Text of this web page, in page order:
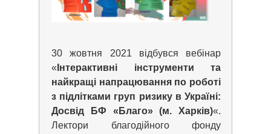
30 жовтня 2021 відбувся вебінар
« Інтерактивні інструменти та
найкращі напрацювання по роботі
з підлітками груп ризику в Україні:
Досвід БФ «Благо» (м. Харків)«.
Лектори благодійного фонду